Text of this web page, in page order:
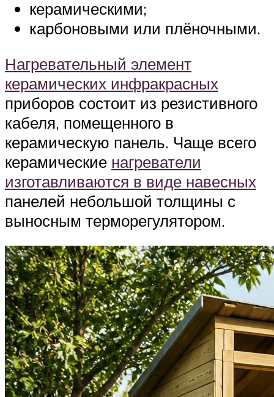
керамическими;
карбоновыми или плёночными.
Нагревательный элемент
керамических инфракрасных
приборов состоит из резистивного
кабеля, помещенного в
керамическую панель. Чаще всего
керамические нагреватели
изготавливаются в виде навесных
панелей небольшой толщины с
выносным терморегулятором.